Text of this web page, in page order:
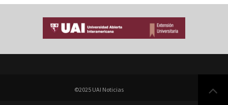
©2025 UAI Noticias